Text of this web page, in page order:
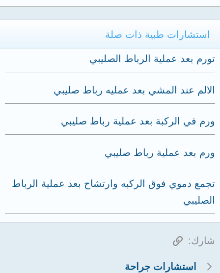
استشارات طبية ذات صلة
تورم بعد عملية الرباط الصليبي
الالم عند المشي بعد عمليه رباط صليبي
ورم في الركبة بعد عملية رباط صليبي
ورم بعد عملية رباط صليبي
تجمع دموي فوق الركبه وارتشاح بعد عملية الرباط
الصليبي
شارك: الرابط
استشارات جراحة